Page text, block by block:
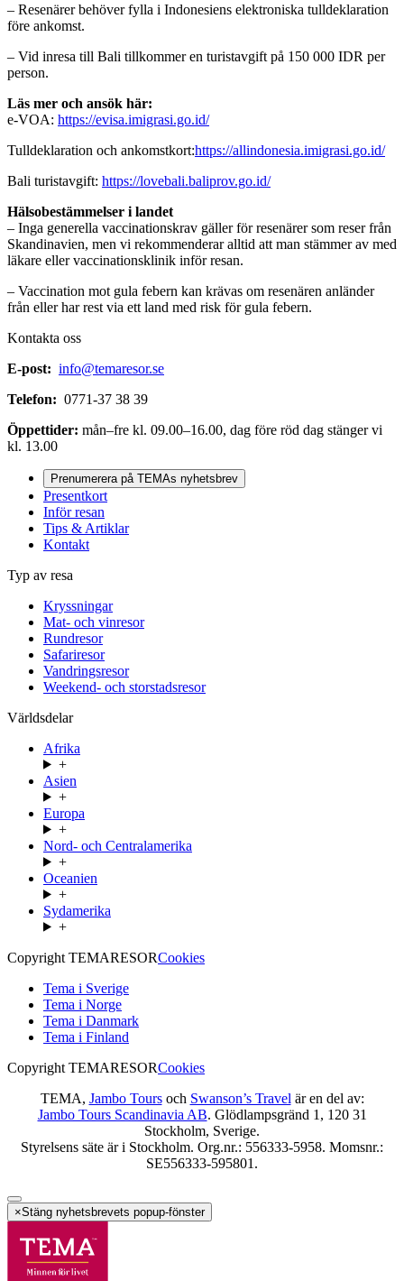
– Resenärer behöver fylla i Indonesiens elektroniska tulldeklaration
före ankomst.
– Vid inresa till Bali tillkommer en turistavgift på 150 000 IDR per
person.
Läs mer och ansök här:
e-VOA: https://evisa.imigrasi.go.id/
Tulldeklaration och ankomstkort:https://allindonesia.imigrasi.go.id/
Bali turistavgift: https://lovebali.baliprov.go.id/
Hälsobestämmelser i landet
– Inga generella vaccinationskrav gäller för resenärer som reser från
Skandinavien, men vi rekommenderar alltid att man stämmer av med
läkare eller vaccinationsklinik inför resan.
– Vaccination mot gula febern kan krävas om resenären anländer
från eller har rest via ett land med risk för gula febern.
Kontakta oss
E-post: info@temaresor.se
Telefon: 0771-37 38 39
Öppettider: mån–fre kl. 09.00–16.00, dag före röd dag stänger vi
kl. 13.00
Prenumerera på TEMAs nyhetsbrev
Presentkort
Inför resan
Tips & Artiklar
Kontakt
Typ av resa
Kryssningar
Mat- och vinresor
Rundresor
Safariresor
Vandringsresor
Weekend- och storstadsresor
Världsdelar
Afrika
+
Asien
+
Europa
+
Nord- och Centralamerika
+
Oceanien
+
Sydamerika
+
Copyright TEMARESORCookies
Tema i Sverige
Tema i Norge
Tema i Danmark
Tema i Finland
Copyright TEMARESORCookies
TEMA, Jambo Toursoch Swanson’s Travel är en del av:
Jambo Tours Scandinavia AB. Glödlampsgränd 1, 120 31
Stockholm, Sverige.
Styrelsens säte är i Stockholm. Org.nr.: 556333-5958. Momsnr.:
SE556333-595801.
×Stäng nyhetsbrevets popup-fönster